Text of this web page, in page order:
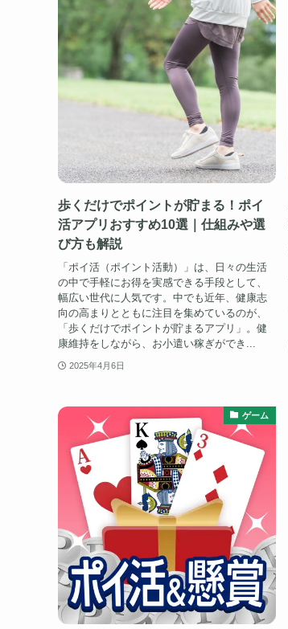
歩くだけでポイントが貯まる！ポイ
活アプリおすすめ10選｜仕組みや選
び方も解説
「ポイ活（ポイント活動）」は、日々の生活
の中で手軽にお得を実感できる手段として、
幅広い世代に人気です。中でも近年、健康志
向の高まりとともに注目を集めているのが、
「歩くだけでポイントが貯まるアプリ」。健
康維持をしながら、お小遣い稼ぎができ...
2025年4月6日
ゲーム